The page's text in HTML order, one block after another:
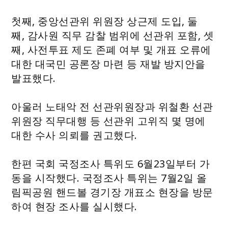
첫째, 중앙선관위 위원장 상근제 도입, 둘
째, 감사원 직무 감찰 범위에 선관위 포함, 셋
째, 사전투표 제도 존폐 여부 및 개표 오류에
대한 대국민 공론장 마련 등 재발 방지안을
발표했다.
아울러 노태악 전 선관위원장과 위철환 선관
위원장 직무대행 등 선관위 고위직 몇 명에
대한 수사 의뢰를 권고했다.
한편 국회 국정조사 특위도 6월23일부터 가
동을 시작했다. 국정조사 특위는 7월2일 올
림픽공원 핸드볼 경기장 개표소 현장을 방문
하여 현장 조사를 실시했다.